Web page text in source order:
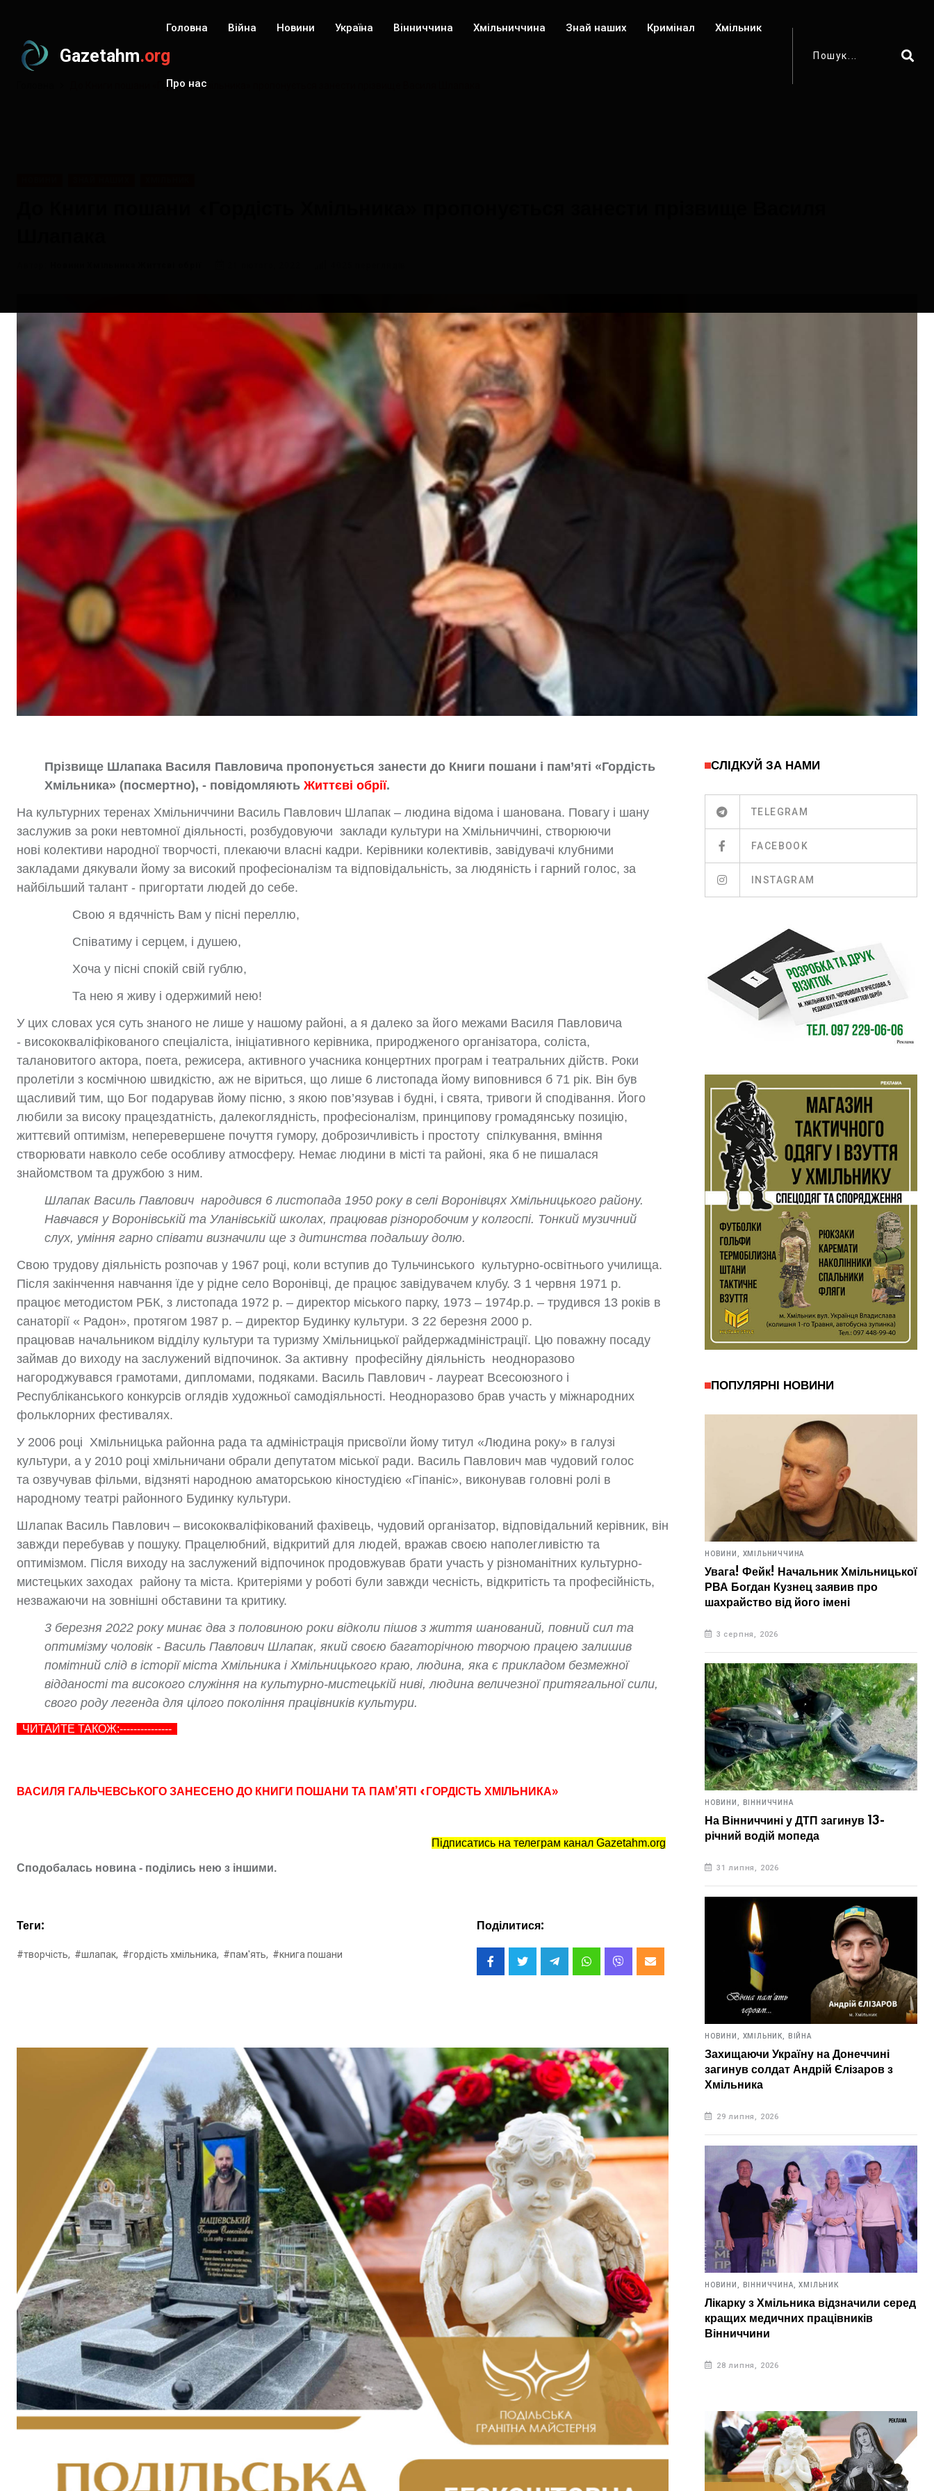
Gazetahm.org
Головна Війна Новини Україна Вінниччина Хмільниччина Знай наших Кримінал Хмільник
Про нас
До Книги пошани «Гордість Хмільника» пропонується занести прізвище Василя Шлапака
Прізвище Шлапака Василя Павловича пропонується занести до Книги пошани і пам’яті «Гордість
Хмільника» (посмертно), - повідомляють Життєві обрії.
На культурних теренах Хмільниччини Василь Павлович Шлапак – людина відома і шанована. Повагу і шану
заслужив за роки невтомної діяльності, розбудовуючи заклади культури на Хмільниччині, створюючи
нові колективи народної творчості, плекаючи власні кадри. Керівники колективів, завідувачі клубними
закладами дякували йому за високий професіоналізм та відповідальність, за людяність і гарний голос, за
найбільший талант - пригортати людей до себе.
Свою я вдячність Вам у пісні переллю,
Співатиму і серцем, і душею,
Хоча у пісні спокій свій гублю,
Та нею я живу і одержимий нею!
У цих словах уся суть знаного не лише у нашому районі, а я далеко за його межами Василя Павловича
- висококваліфікованого спеціаліста, ініціативного керівника, природженого організатора, соліста,
талановитого актора, поета, режисера, активного учасника концертних програм і театральних дійств. Роки
пролетіли з космічною швидкістю, аж не віриться, що лише 6 листопада йому виповнився б 71 рік. Він був
щасливий тим, що Бог подарував йому пісню, з якою пов’язував і будні, і свята, тривоги й сподівання. Його
любили за високу працездатність, далекоглядність, професіоналізм, принципову громадянську позицію,
життєвий оптимізм, неперевершене почуття гумору, доброзичливість і простоту спілкування, вміння
створювати навколо себе особливу атмосферу. Немає людини в місті та районі, яка б не пишалася
знайомством та дружбою з ним.
Шлапак Василь Павлович народився 6 листопада 1950 року в селі Воронівцях Хмільницького району.
Навчався у Воронівській та Уланівській школах, працював різноробочим у колгоспі. Тонкий музичний
слух, уміння гарно співати визначили ще з дитинства подальшу долю.
Свою трудову діяльність розпочав у 1967 році, коли вступив до Тульчинського культурно-освітнього училища.
Після закінчення навчання їде у рідне село Воронівці, де працює завідувачем клубу. З 1 червня 1971 р.
працює методистом РБК, з листопада 1972 р. – директор міського парку, 1973 – 1974р.р. – трудився 13 років в
санаторії « Радон», протягом 1987 р. – директор Будинку культури. З 22 березня 2000 р.
працював начальником відділу культури та туризму Хмільницької райдержадміністрації. Цю поважну посаду
займав до виходу на заслужений відпочинок. За активну професійну діяльність неодноразово
нагороджувався грамотами, дипломами, подяками. Василь Павлович - лауреат Всесоюзного і
Республіканського конкурсів оглядів художньої самодіяльності. Неодноразово брав участь у міжнародних
фольклорних фестивалях.
У 2006 році Хмільницька районна рада та адміністрація присвоїли йому титул «Людина року» в галузі
культури, а у 2010 році хмільничани обрали депутатом міської ради. Василь Павлович мав чудовий голос
та озвучував фільми, відзняті народною аматорською кіностудією «Гіпаніс», виконував головні ролі в
народному театрі районного Будинку культури.
Шлапак Василь Павлович – висококваліфікований фахівець, чудовий організатор, відповідальний керівник, він
завжди перебував у пошуку. Працелюбний, відкритий для людей, вражав своєю наполегливістю та
оптимізмом. Після виходу на заслужений відпочинок продовжував брати участь у різноманітних культурно-
мистецьких заходах району та міста. Критеріями у роботі були завжди чесність, відкритість та професійність,
незважаючи на зовнішні обставини та критику.
3 березня 2022 року минає два з половиною роки відколи пішов з життя шанований, повний сил та
оптимізму чоловік - Василь Павлович Шлапак, який своєю багаторічною творчою працею залишив
помітний слід в історії міста Хмільника і Хмільницького краю, людина, яка є прикладом безмежної
відданості та високого служіння на культурно-мистецькій ниві, людина величезної притягальної сили,
свого роду легенда для цілого покоління працівників культури.
ЧИТАЙТЕ ТАКОЖ:---------------
ВАСИЛЯ ГАЛЬЧЕВСЬКОГО ЗАНЕСЕНО ДО КНИГИ ПОШАНИ ТА ПАМ’ЯТІ «ГОРДІСТЬ ХМІЛЬНИКА»
Підписатись на телеграм канал Gazetahm.org
Сподобалась новина - поділись нею з іншими.
Теги:
#творчість, #шлапак, #гордість хмільника, #пам'ять, #книга пошани
Поділитися:
СЛІДКУЙ ЗА НАМИ
TELEGRAM
FACEBOOK
INSTAGRAM
ПОПУЛЯРНІ НОВИНИ
НОВИНИ, ХМІЛЬНИЧЧИНА
Увага! Фейк! Начальник Хмільницької
РВА Богдан Кузнец заявив про
шахрайство від його імені
3 серпня, 2026
НОВИНИ, ВІННИЧЧИНА
На Вінниччині у ДТП загинув 13-
річний водій мопеда
31 липня, 2026
НОВИНИ, ХМІЛЬНИК, ВІЙНА
Захищаючи Україну на Донеччині
загинув солдат Андрій Єлізаров з
Хмільника
29 липня, 2026
НОВИНИ, ВІННИЧЧИНА, ХМІЛЬНИК
Лікарку з Хмільника відзначили серед
кращих медичних працівників
Вінниччини
28 липня, 2026